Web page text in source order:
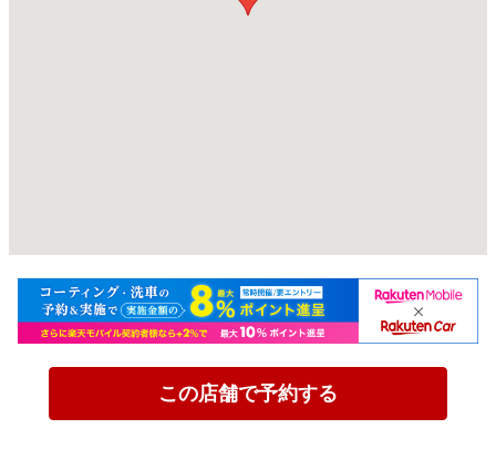
この店舗で予約する